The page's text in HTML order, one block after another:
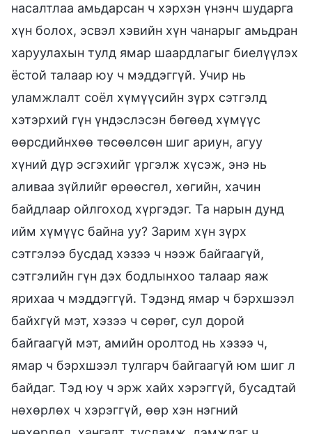
насалтлаа амьдарсан ч хэрхэн үнэнч шударга
хүн болох, эсвэл хэвийн хүн чанарыг амьдран
харуулахын тулд ямар шаардлагыг биелүүлэх
ёстой талаар юу ч мэддэггүй. Учир нь
уламжлалт соёл хүмүүсийн зүрх сэтгэлд
хэтэрхий гүн үндэслэсэн бөгөөд хүмүүс
өөрсдийнхөө төсөөлсөн шиг ариун, агуу
хүний дүр эсгэхийг үргэлж хүсэж, энэ нь
аливаа зүйлийг өрөөсгөл, хөгийн, хачин
байдлаар ойлгоход хүргэдэг. Та нарын дунд
ийм хүмүүс байна уу? Зарим хүн зүрх
сэтгэлээ бусдад хэзээ ч нээж байгаагүй,
сэтгэлийн гүн дэх бодлынхоо талаар яаж
ярихаа ч мэддэггүй. Тэдэнд ямар ч бэрхшээл
байхгүй мэт, хэзээ ч сөрөг, сул дорой
байгаагүй мэт, амийн оролтод нь хэзээ ч,
ямар ч бэрхшээл тулгарч байгаагүй юм шиг л
байдаг. Тэд юу ч эрж хайх хэрэггүй, бусадтай
нөхөрлөх ч хэрэггүй, өөр хэн нэгний